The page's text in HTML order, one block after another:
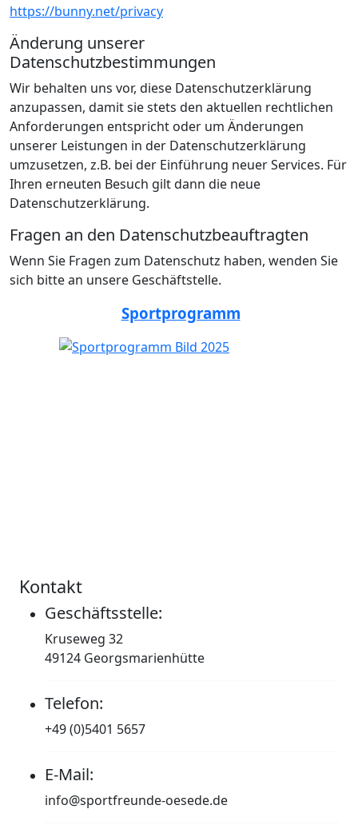
https://bunny.net/privacy
Änderung unserer
Datenschutzbestimmungen
Wir behalten uns vor, diese Datenschutzerklärung
anzupassen, damit sie stets den aktuellen rechtlichen
Anforderungen entspricht oder um Änderungen
unserer Leistungen in der Datenschutzerklärung
umzusetzen, z.B. bei der Einführung neuer Services. Für
Ihren erneuten Besuch gilt dann die neue
Datenschutzerklärung.
Fragen an den Datenschutzbeauftragten
Wenn Sie Fragen zum Datenschutz haben, wenden Sie
sich bitte an unsere Geschäftstelle.
Sportprogramm
Kontakt
Geschäftsstelle:
Kruseweg 32
49124 Georgsmarienhütte
Telefon:
+49 (0)5401 5657
E-Mail:
info@sportfreunde-oesede.de